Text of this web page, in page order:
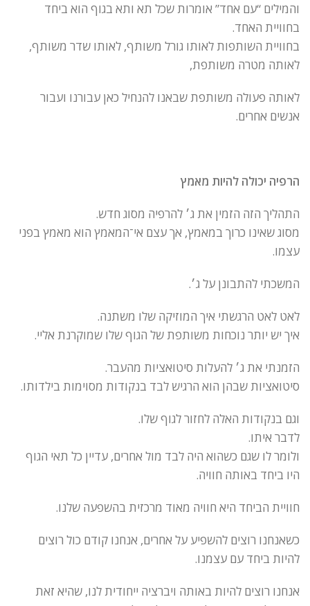
והמילים “עם אחד” אומרות שכל תא ותא בגוף הוא ביחד
בחוויית האחד.
בחוויית השותפות לאותו גורל משותף, לאותו שדר משותף,
לאותה מטרה משותפת,
לאותה פעולה משותפת שבאנו להנחיל כאן עבורנו ועבור
אנשים אחרים.
הרפיה יכולה להיות מאמץ
התהליך הזה הזמין את ג׳ להרפיה מסוג חדש.
מסוג שאינו כרוך במאמץ, אך עצם אי־המאמץ הוא מאמץ בפני
עצמו.
המשכתי להתבונן על ג׳.
לאט לאט הרגשתי איך המוזיקה שלו משתנה.
איך יש יותר נוכחות משותפת של הגוף שלו שמוקרנת אליי.
הזמנתי את ג׳ להעלות סיטואציות מהעבר.
סיטואציות שבהן הוא הרגיש לבד בנקודות מסוימות בילדותו.
וגם בנקודות האלה לחזור לגוף שלו.
לדבר איתו.
ולומר לו שגם כשהוא היה לבד מול אחרים, עדיין כל תאי הגוף
היו ביחד באותה חוויה.
חוויית הביחד היא חוויה מאוד מרכזית בהשפעה שלנו.
כשאנחנו רוצים להשפיע על אחרים, אנחנו קודם כול רוצים
להיות ביחד עם עצמנו.
אנחנו רוצים להיות באותה ויברציה ייחודית לנו, שהיא זאת